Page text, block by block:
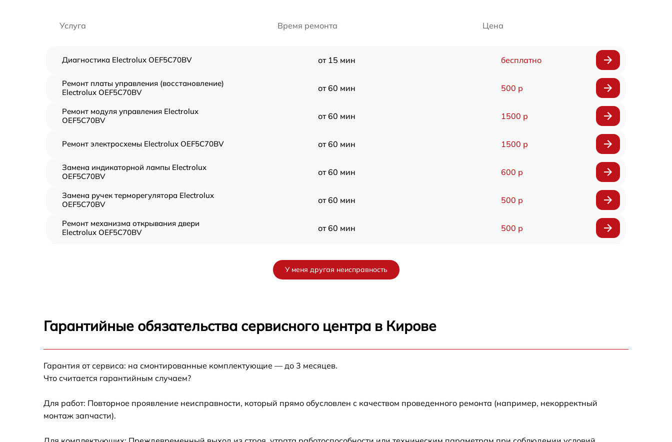
Услуга Время ремонта Цена
Диагностика Electrolux OEF5C70BV от 15 мин бесплатно
Ремонт платы управления (восстановление)
Electrolux OEF5C70BV
от 60 мин 500 р
Ремонт модуля управления Electrolux
OEF5C70BV
от 60 мин 1500 р
Ремонт электросхемы Electrolux OEF5C70BV от 60 мин 1500 р
Замена индикаторной лампы Electrolux
OEF5C70BV
от 60 мин 600 р
Замена ручек терморегулятора Electrolux
OEF5C70BV
от 60 мин 500 р
Ремонт механизма открывания двери
Electrolux OEF5C70BV
от 60 мин 500 р
Замена термодатчика Electrolux OEF5C70BV от 60 мин
OEF5C70BV
У меня другая неисправность
Гарантийные обязательства сервисного центра в Кирове
Гарантия от сервиса: на смонтированные комплектующие — до 3 месяцев.
Что считается гарантийным случаем?
Для работ: Повторное проявление неисправности, который прямо обусловлен с качеством проведенного ремонта (например, некорректный
монтаж запчасти).